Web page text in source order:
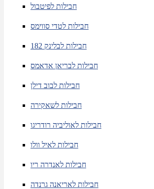
חבילות לפיטבול
חבילות לטדי סווימס
חבילות לבלינק 182
חבילות לבריאן אדאמס
חבילות לבוב דילן
חבילות לשאקירה
חבילות לאוליביה רודריגו
חבילות לאיל וולו
חבילות לאנדרה ריו
חבילות לאריאנה גרנדה